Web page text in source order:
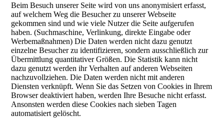
Beim Besuch unserer Seite wird von uns anonymisiert erfasst,
auf welchem Weg die Besucher zu unserer Webseite
gekommen sind und wie viele Nutzer die Seite aufgerufen
haben. (Suchmaschine, Verlinkung, direkte Eingabe oder
Werbemaßnahmen) Die Daten werden nicht dazu genutzt
einzelne Besucher zu identifizieren, sondern ausschließlich zur
Übermittlung quantitativer Größen. Die Statistik kann nicht
dazu genutzt werden ihr Verhalten auf anderen Webseiten
nachzuvollziehen. Die Daten werden nicht mit anderen
Diensten verknüpft. Wenn Sie das Setzen von Cookies in Ihrem
Browser deaktiviert haben, werden Ihre Besuche nicht erfasst.
Ansonsten werden diese Cookies nach sieben Tagen
automatisiert gelöscht.